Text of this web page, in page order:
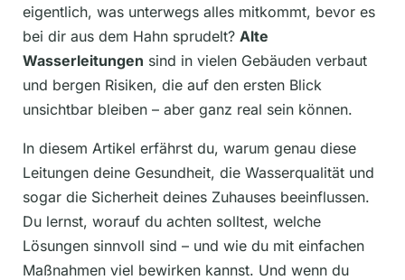
eigentlich, was unterwegs alles mitkommt, bevor es
bei dir aus dem Hahn sprudelt? Alte
Wasserleitungen sind in vielen Gebäuden verbaut
und bergen Risiken, die auf den ersten Blick
unsichtbar bleiben – aber ganz real sein können.
In diesem Artikel erfährst du, warum genau diese
Leitungen deine Gesundheit, die Wasserqualität und
sogar die Sicherheit deines Zuhauses beeinflussen.
Du lernst, worauf du achten solltest, welche
Lösungen sinnvoll sind – und wie du mit einfachen
Maßnahmen viel bewirken kannst. Und wenn du